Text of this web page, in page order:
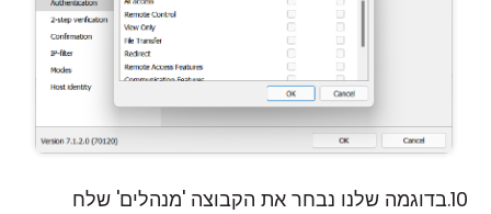
בדוגמה שלנו נבחר את הקבוצה 'מנהלים' שלח